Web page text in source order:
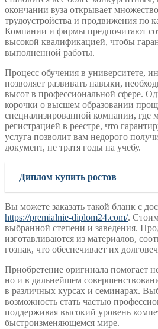
окончании вуза открывает
трудоустройства и продвижения по
Компании и фирмы предпочитают
высокой квалификацией, чтобы
выполненной работы.
Процесс обучения в университете,
позволяет развивать навыки,
высот в профессиональной сфере.
корочки о высшем образовании
специализированной компании, где
регистрацией в реестре, что
услуга позволит вам недорого
документ, не тратя годы на учебу.
Диплом купить ростов
Вы можете заказать такой бланк с
https://premialnie-diplom24.com/.
выбранной степени и заведения.
изготавливаются из материалов,
гознак, что обеспечивает их
Приобретение оригинала помогает
но и в дальнейшем
в различных курсах и семинарах.
возможность стать частью
поддерживая высокий уровень
быстроизменяющемся мире.